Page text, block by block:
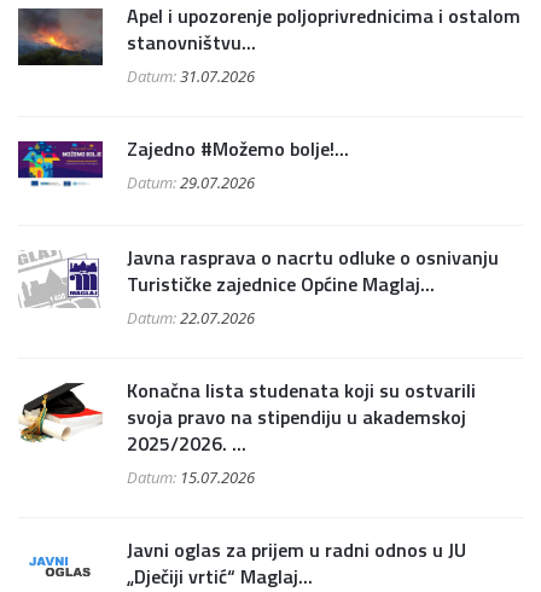
Apel i upozorenje poljoprivrednicima i ostalom
stanovništvu...
Datum:31.07.2026
Zajedno #Možemo bolje!...
Datum:29.07.2026
Javna rasprava o nacrtu odluke o osnivanju
Turističke zajednice Općine Maglaj...
Datum:22.07.2026
Konačna lista studenata koji su ostvarili
svoja pravo na stipendiju u akademskoj
2025/2026. ...
Datum: 15.07.2026
Javni oglas za prijem u radni odnos u JU
„Dječiji vrtić“ Maglaj...